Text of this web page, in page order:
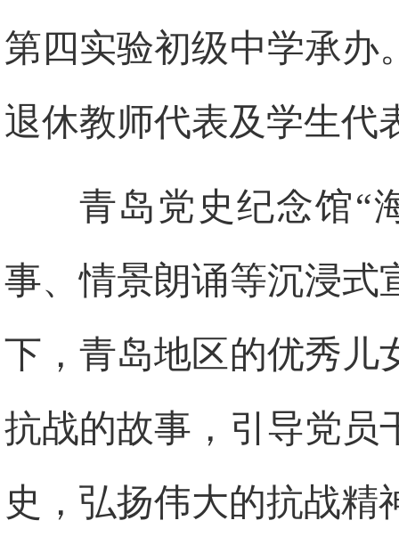
第四实验初级中学承办
退休教师代表及学生代
青岛党史纪念馆“
事、情景朗诵等沉浸式
下，青岛地区的优秀儿
抗战的故事，引导党员
史，弘扬伟大的抗战精